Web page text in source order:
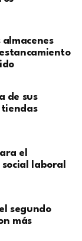
almacenes
de sus
el
laboral
segundo
más